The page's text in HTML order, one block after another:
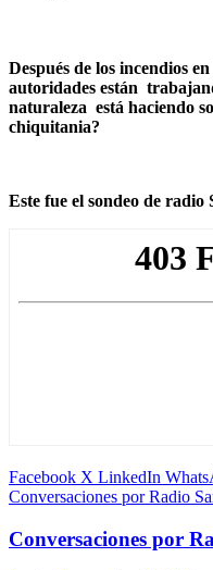
Después de los incendios
autoridades están
naturaleza está haciendo
chiquitania?
Este fue el sondeo de radio
Facebook X LinkedIn
Conversaciones por Radio
Conversaciones por